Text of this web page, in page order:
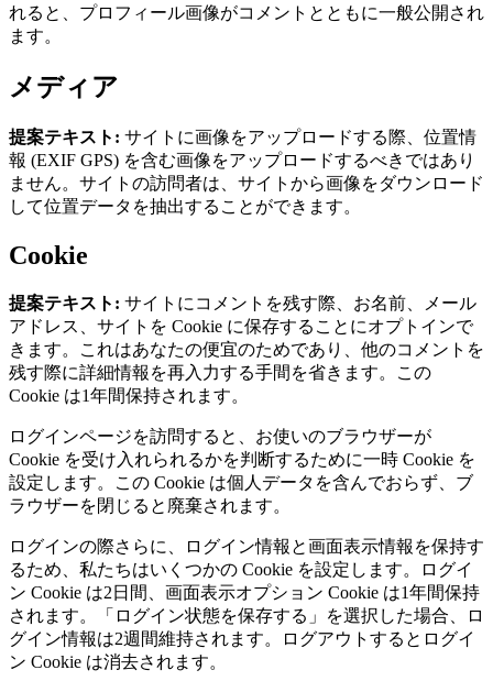
れると、プロフィール画像がコメントとともに一般公開され
ます。
メディア
提案テキスト: サイトに画像をアップロードする際、位置情
報 (EXIF GPS) を含む画像をアップロードするべきではあり
ません。サイトの訪問者は、サイトから画像をダウンロード
して位置データを抽出することができます。
Cookie
提案テキスト: サイトにコメントを残す際、お名前、メール
アドレス、サイトを Cookie に保存することにオプトインで
きます。これはあなたの便宜のためであり、他のコメントを
残す際に詳細情報を再入力する手間を省きます。この
Cookie は1年間保持されます。
ログインページを訪問すると、お使いのブラウザーが
Cookie を受け入れられるかを判断するために一時 Cookie を
設定します。この Cookie は個人データを含んでおらず、ブ
ラウザーを閉じると廃棄されます。
ログインの際さらに、ログイン情報と画面表示情報を保持す
るため、私たちはいくつかの Cookie を設定します。ログイ
ン Cookie は2日間、画面表示オプション Cookie は1年間保持
されます。「ログイン状態を保存する」を選択した場合、ロ
グイン情報は2週間維持されます。ログアウトするとログイ
ン Cookie は消去されます。